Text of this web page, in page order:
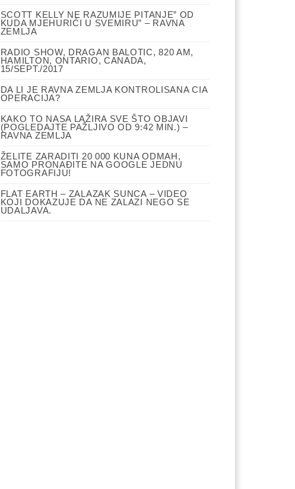
SCOTT KELLY NE RAZUMIJE PITANJE” OD
KUDA MJEHURIĆI U SVEMIRU” – RAVNA
ZEMLJA
RADIO SHOW, DRAGAN BALOTIC, 820 AM,
HAMILTON, ONTARIO, CANADA,
15/SEPT./2017
DA LI JE RAVNA ZEMLJA KONTROLISANA CIA
OPERACIJA?
KAKO TO NASA LAŽIRA SVE ŠTO OBJAVI
(POGLEDAJTE PAŽLJIVO OD 9:42 MIN.) –
RAVNA ZEMLJA
ŽELITE ZARADITI 20 000 KUNA ODMAH,
SAMO PRONAĐITE NA GOOGLE JEDNU
FOTOGRAFIJU!
FLAT EARTH – ZALAZAK SUNCA – VIDEO
KOJI DOKAZUJE DA NE ZALAZI NEGO SE
UDALJAVA.